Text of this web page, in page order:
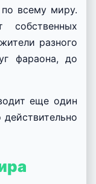
по всему миру.
разного
фараона, до
еще один